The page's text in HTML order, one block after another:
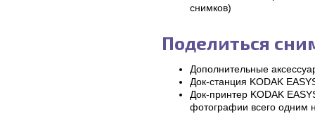
снимков)
Поделиться
Дополнительные
Док-станция KODAK
Док-принтер KODAK
фотографии всего одним